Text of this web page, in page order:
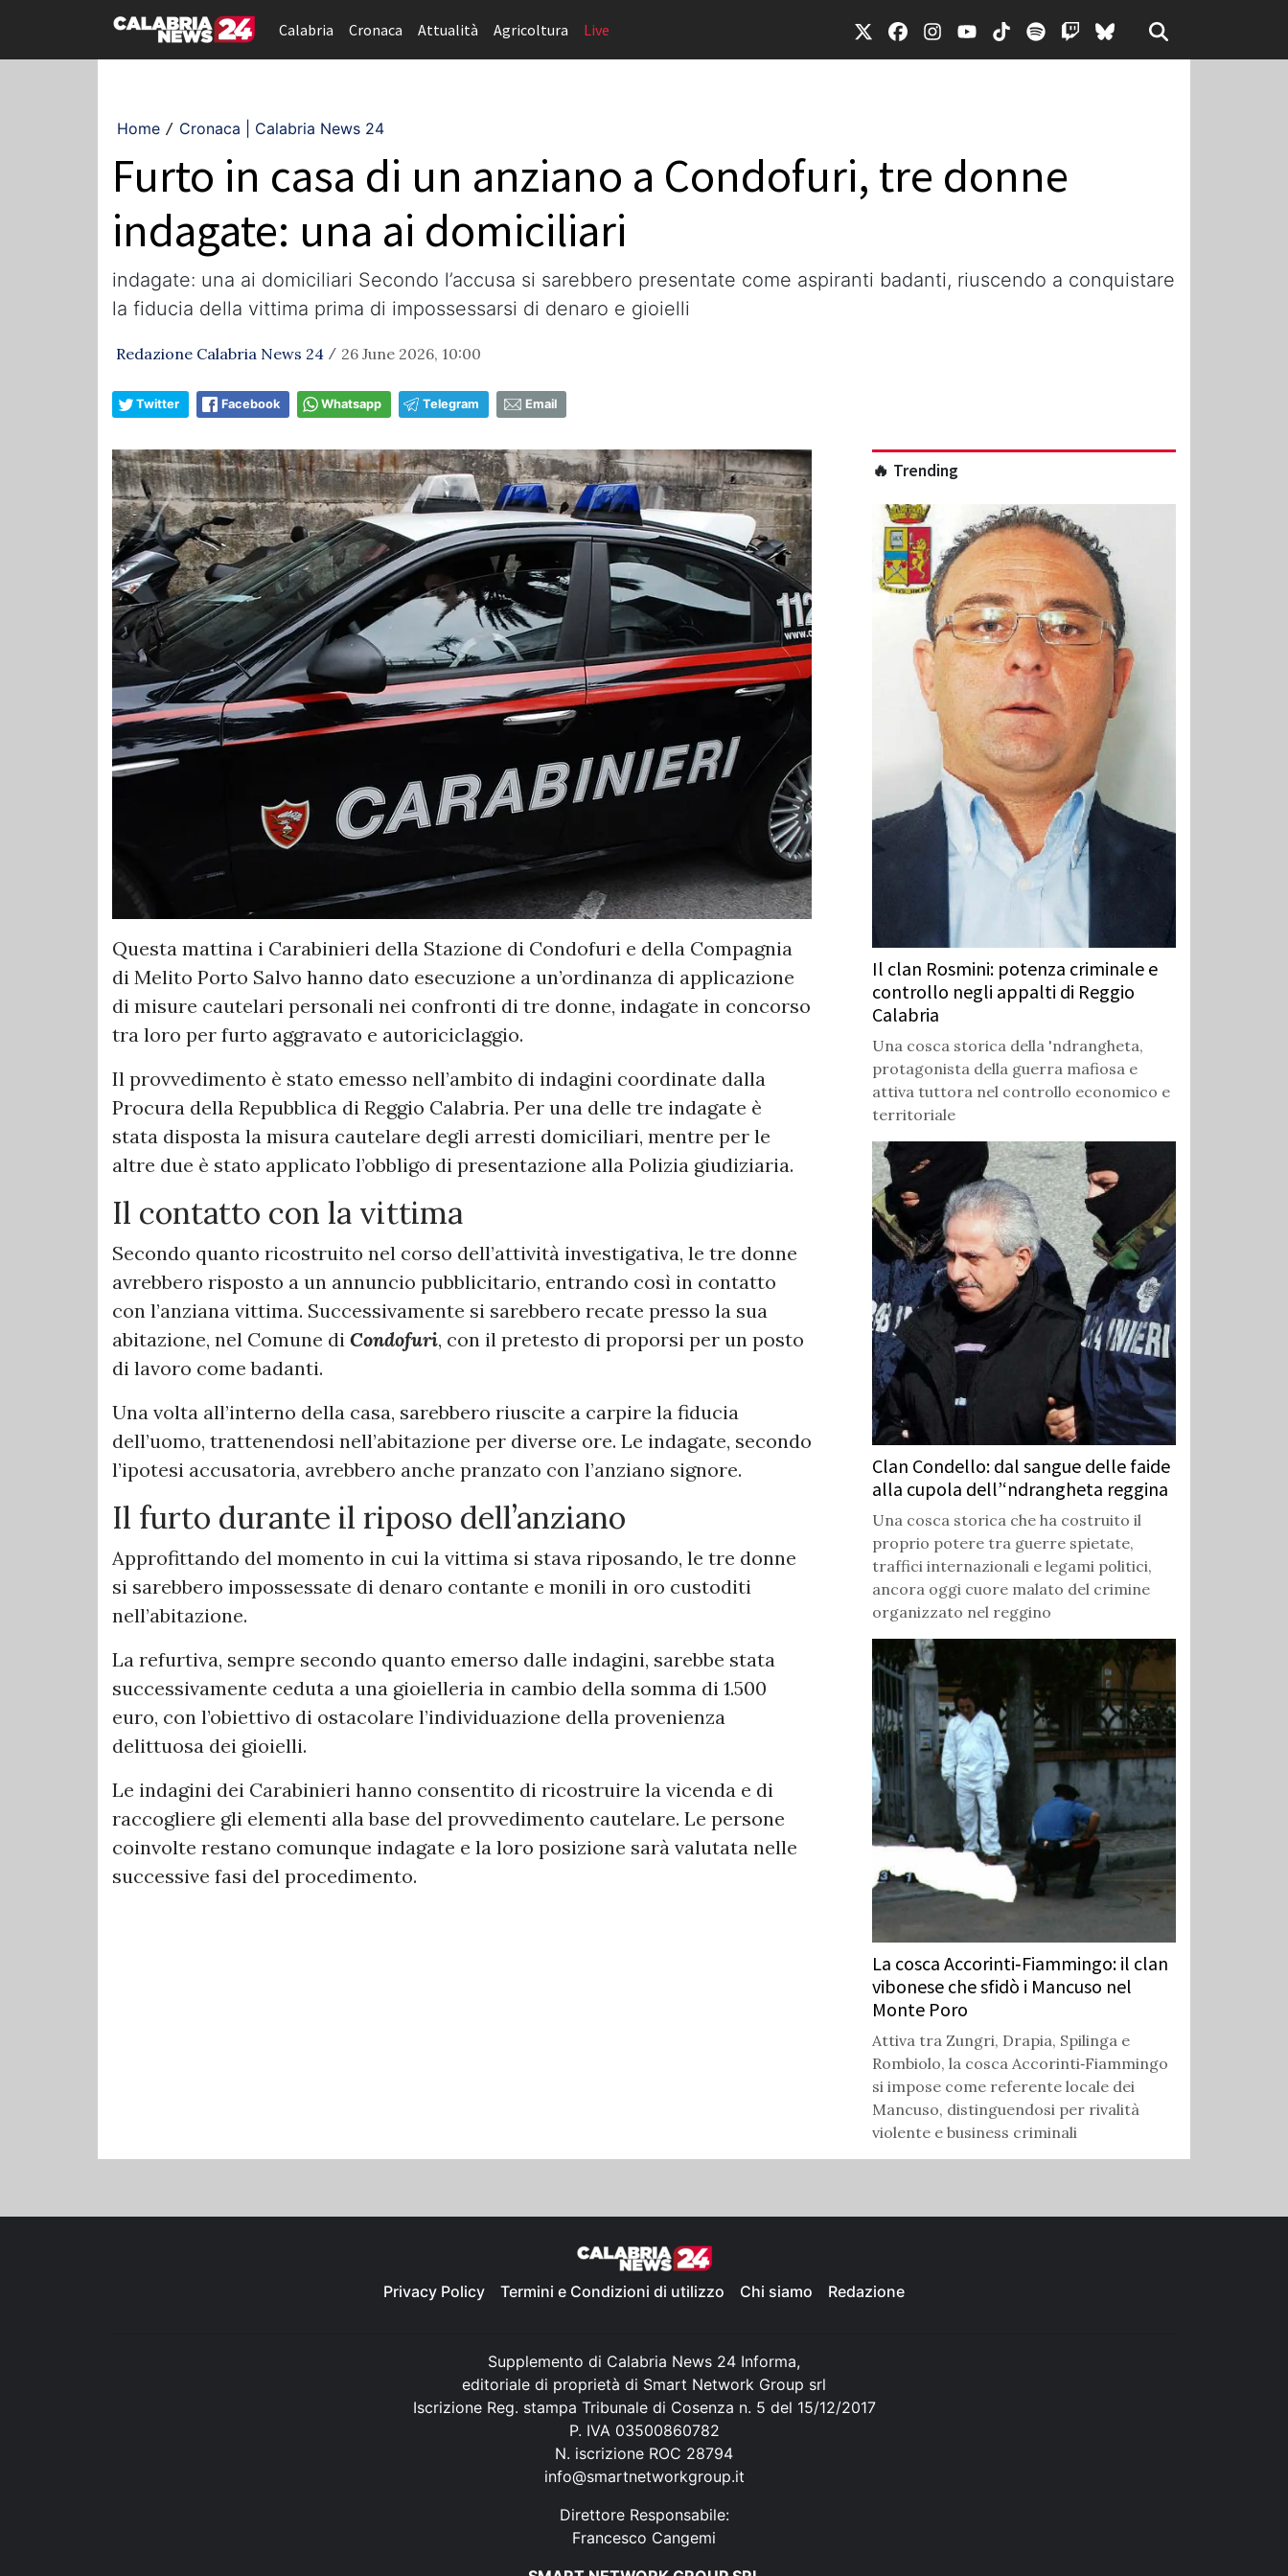
Calabria Cronaca Attualità Agricoltura Live
Home / Cronaca | Calabria News 24
Furto in casa di un anziano a Condofuri, tre donne
indagate: una ai domiciliari
indagate: una ai domiciliari Secondo l’accusa si sarebbero presentate come aspiranti badanti, riuscendo a conquistare
la fiducia della vittima prima di impossessarsi di denaro e gioielli
Redazione Calabria News 24 / 26 June 2026, 10:00
Twitter Facebook Whatsapp Telegram Email
Questa mattina i Carabinieri della Stazione di Condofuri e della Compagnia
di Melito Porto Salvo hanno dato esecuzione a un’ordinanza di applicazione
di misure cautelari personali nei confronti di tre donne, indagate in concorso
tra loro per furto aggravato e autoriciclaggio.
Il provvedimento è stato emesso nell’ambito di indagini coordinate dalla
Procura della Repubblica di Reggio Calabria. Per una delle tre indagate è
stata disposta la misura cautelare degli arresti domiciliari, mentre per le
altre due è stato applicato l’obbligo di presentazione alla Polizia giudiziaria.
Il contatto con la vittima
Secondo quanto ricostruito nel corso dell’attività investigativa, le tre donne
avrebbero risposto a un annuncio pubblicitario, entrando così in contatto
con l’anziana vittima. Successivamente si sarebbero recate presso la sua
abitazione, nel Comune di Condofuri, con il pretesto di proporsi per un posto
di lavoro come badanti.
Una volta all’interno della casa, sarebbero riuscite a carpire la fiducia
dell’uomo, trattenendosi nell’abitazione per diverse ore. Le indagate, secondo
l’ipotesi accusatoria, avrebbero anche pranzato con l’anziano signore.
Il furto durante il riposo dell’anziano
Approfittando del momento in cui la vittima si stava riposando, le tre donne
si sarebbero impossessate di denaro contante e monili in oro custoditi
nell’abitazione.
La refurtiva, sempre secondo quanto emerso dalle indagini, sarebbe stata
successivamente ceduta a una gioielleria in cambio della somma di 1.500
euro, con l’obiettivo di ostacolare l’individuazione della provenienza
delittuosa dei gioielli.
Le indagini dei Carabinieri hanno consentito di ricostruire la vicenda e di
raccogliere gli elementi alla base del provvedimento cautelare. Le persone
coinvolte restano comunque indagate e la loro posizione sarà valutata nelle
successive fasi del procedimento.
🔥 Trending
Il clan Rosmini: potenza criminale e
controllo negli appalti di Reggio
Calabria
Una cosca storica della 'ndrangheta,
protagonista della guerra mafiosa e
attiva tuttora nel controllo economico e
territoriale
Clan Condello: dal sangue delle faide
alla cupola dell’‘ndrangheta reggina
Una cosca storica che ha costruito il
proprio potere tra guerre spietate,
traffici internazionali e legami politici,
ancora oggi cuore malato del crimine
organizzato nel reggino
La cosca Accorinti‑Fiammingo: il clan
vibonese che sfidò i Mancuso nel
Monte Poro
Attiva tra Zungri, Drapia, Spilinga e
Rombiolo, la cosca Accorinti‑Fiammingo
si impose come referente locale dei
Mancuso, distinguendosi per rivalità
violente e business criminali
Privacy Policy Termini e Condizioni di utilizzo Chi siamo Redazione
Supplemento di Calabria News 24 Informa,
editoriale di proprietà di Smart Network Group srl
Iscrizione Reg. stampa Tribunale di Cosenza n. 5 del 15/12/2017
P. IVA 03500860782
N. iscrizione ROC 28794
info@smartnetworkgroup.it
Direttore Responsabile:
Francesco Cangemi